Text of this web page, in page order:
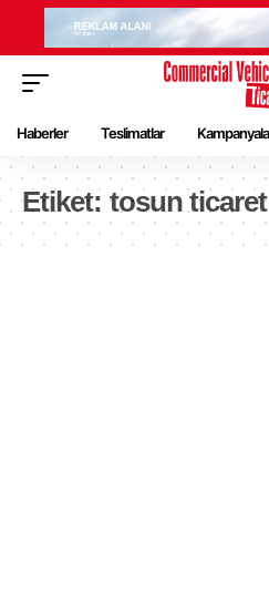
Haberler Teslimatlar
Etiket: tosun ticaret